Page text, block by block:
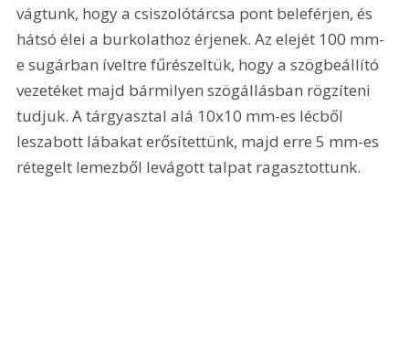
vágtunk, hogy a csiszolótárcsa pont beleférjen, és
hátsó élei a burkolathoz érjenek. Az elejét 100 mm-
e sugárban íveltre fűrészeltük, hogy a szögbeállító
vezetéket majd bármilyen szögállásban rögzíteni
tudjuk. A tárgyasztal alá 10x10 mm-es lécből
leszabott lábakat erősítettünk, majd erre 5 mm-es
rétegelt lemezből levágott talpat ragasztottunk.